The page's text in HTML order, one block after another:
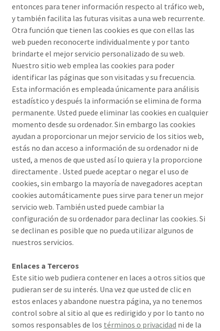
entonces para tener información respecto al tráfico web,
y también facilita las futuras visitas a una web recurrente.
Otra función que tienen las cookies es que con ellas las
web pueden reconocerte individualmente y por tanto
brindarte el mejor servicio personalizado de su web.
Nuestro sitio web emplea las cookies para poder
identificar las páginas que son visitadas y su frecuencia.
Esta información es empleada únicamente para análisis
estadístico y después la información se elimina de forma
permanente. Usted puede eliminar las cookies en cualquier
momento desde su ordenador. Sin embargo las cookies
ayudan a proporcionar un mejor servicio de los sitios web,
estás no dan acceso a información de su ordenador ni de
usted, a menos de que usted así lo quiera y la proporcione
directamente . Usted puede aceptar o negar el uso de
cookies, sin embargo la mayoría de navegadores aceptan
cookies automáticamente pues sirve para tener un mejor
servicio web. También usted puede cambiar la
configuración de su ordenador para declinar las cookies. Si
se declinan es posible que no pueda utilizar algunos de
nuestros servicios.
Enlaces a Terceros
Este sitio web pudiera contener en laces a otros sitios que
pudieran ser de su interés. Una vez que usted de clic en
estos enlaces y abandone nuestra página, ya no tenemos
control sobre al sitio al que es redirigido y por lo tanto no
somos responsables de los términos o privacidad ni de la